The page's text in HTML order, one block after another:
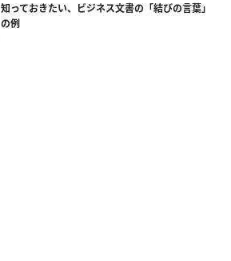
知っておきたい、ビジネス文書の「結びの言葉」
の例